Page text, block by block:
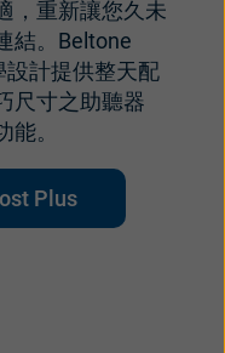
，重新讓您久未
結。Beltone
設計提供整天配
尺寸之助聽器
。
Plus